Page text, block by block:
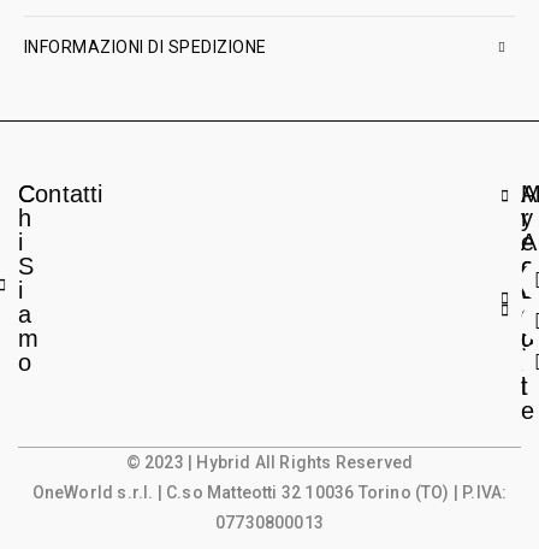
INFORMAZIONI DI SPEDIZIONE
C
h
i
S
i
a
m
o
Contatti
A
r
e
a
L
e
g
l
e
y
A
c
c
o
u
t
© 2023 | Hybrid All Rights Reserved
OneWorld s.r.l.
| C.so Matteotti 32 10036 Torino (TO) | P.IVA:
07730800013